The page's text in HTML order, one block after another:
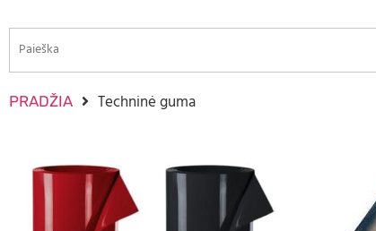
PRADŽIA Techninė guma